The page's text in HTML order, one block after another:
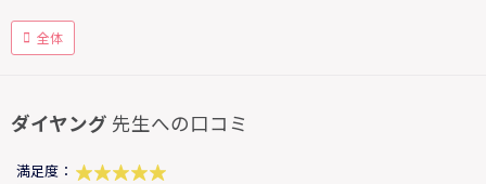
全体
ダイヤング 先生への口コミ
満足度：